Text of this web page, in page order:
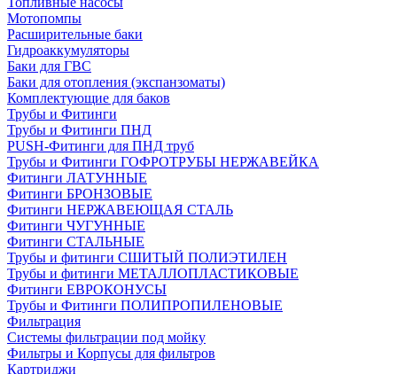
Мотопомпы
Расширительные баки
Гидроаккумуляторы
Баки для ГВС
Баки для отопления (экспанзоматы)
Комплектующие для баков
Трубы и Фитинги
Трубы и Фитинги ПНД
PUSH-Фитинги для ПНД труб
Трубы и Фитинги ГОФРОТРУБЫ НЕРЖАВЕЙКА
Фитинги ЛАТУННЫЕ
Фитинги БРОНЗОВЫЕ
Фитинги НЕРЖАВЕЮЩАЯ СТАЛЬ
Фитинги ЧУГУННЫЕ
Фитинги СТАЛЬНЫЕ
Трубы и фитинги СШИТЫЙ ПОЛИЭТИЛЕН
Трубы и фитинги МЕТАЛЛОПЛАСТИКОВЫЕ
Фитинги ЕВРОКОНУСЫ
Трубы и Фитинги ПОЛИПРОПИЛЕНОВЫЕ
Фильтрация
Системы фильтрации под мойку
Фильтры и Корпусы для фильтров
Картриджи